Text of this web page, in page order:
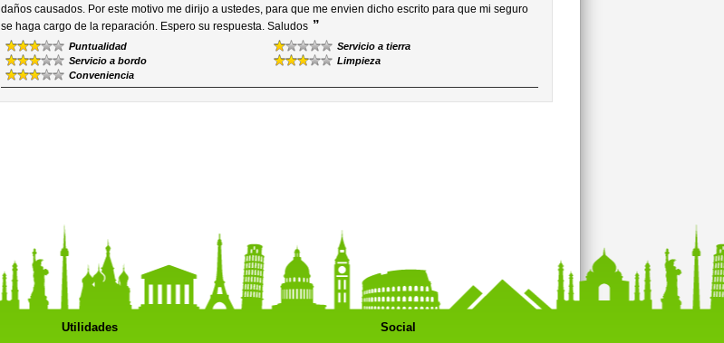
daños causados. Por este motivo me dirijo a ustedes, para que me envien dicho escrito para que mi seguro
se haga cargo de la reparación. Espero su respuesta. Saludos ”
Puntualidad
Servicio a tierra
Servicio a bordo
Limpieza
Conveniencia
Utilidades Social